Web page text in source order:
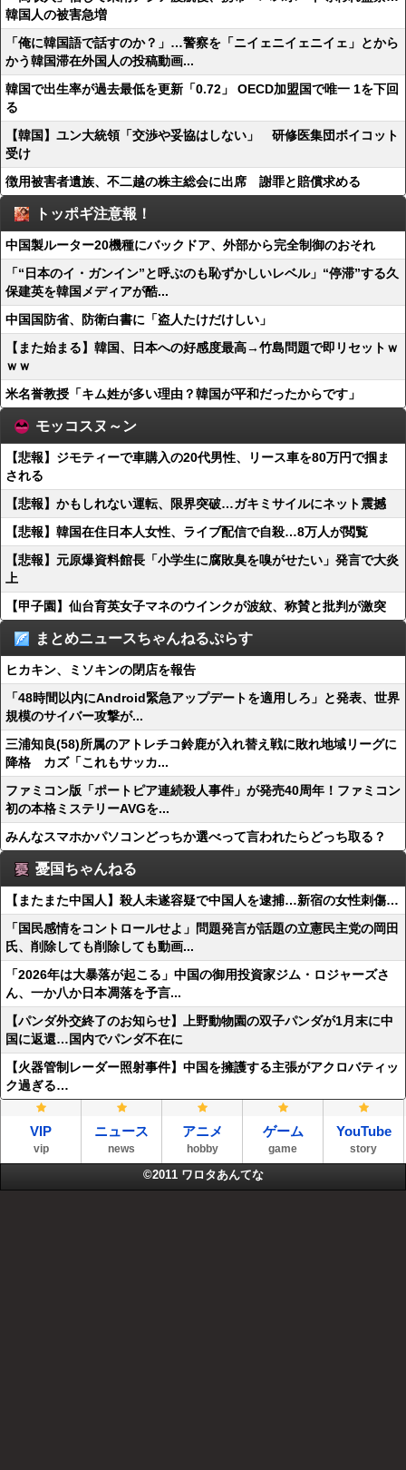
韓国人の被害急増
「俺に韓国語で話すのか？」…警察を「ニイェニイェニイェ」とから
かう韓国滞在外国人の投稿動画...
韓国で出生率が過去最低を更新「0.72」 OECD加盟国で唯一 1を下回
る
【韓国】ユン大統領「交渉や妥協はしない」 研修医集団ボイコット
受け
徴用被害者遺族、不二越の株主総会に出席 謝罪と賠償求める
トッポギ注意報！
中国製ルーター20機種にバックドア、外部から完全制御のおそれ
「“日本のイ・ガンイン”と呼ぶのも恥ずかしいレベル」“停滞”する久
保建英を韓国メディアが酷...
中国国防省、防衛白書に「盗人たけだけしい」
【また始まる】韓国、日本への好感度最高→竹島問題で即リセットｗ
ｗｗ
米名誉教授「キム姓が多い理由？韓国が平和だったからです」
モッコスヌ～ン
【悲報】ジモティーで車購入の20代男性、リース車を80万円で掴ま
される
【悲報】かもしれない運転、限界突破…ガキミサイルにネット震撼
【悲報】韓国在住日本人女性、ライブ配信で自殺…8万人が閲覧
【悲報】元原爆資料館長「小学生に腐敗臭を嗅がせたい」発言で大炎
上
【甲子園】仙台育英女子マネのウインクが波紋、称賛と批判が激突
まとめニュースちゃんねるぷらす
ヒカキン、ミソキンの閉店を報告
「48時間以内にAndroid緊急アップデートを適用しろ」と発表、世界
規模のサイバー攻撃が...
三浦知良(58)所属のアトレチコ鈴鹿が入れ替え戦に敗れ地域リーグに
降格 カズ「これもサッカ...
ファミコン版「ポートピア連続殺人事件」が発売40周年！ファミコン
初の本格ミステリーAVGを...
みんなスマホかパソコンどっちか選べって言われたらどっち取る？
憂国ちゃんねる
【またまた中国人】殺人未遂容疑で中国人を逮捕…新宿の女性刺傷…
「国民感情をコントロールせよ」問題発言が話題の立憲民主党の岡田
氏、削除しても削除しても動画...
「2026年は大暴落が起こる」中国の御用投資家ジム・ロジャーズさ
ん、一か八か日本凋落を予言...
【パンダ外交終了のお知らせ】上野動物園の双子パンダが1月末に中
国に返還…国内でパンダ不在に
【火器管制レーダー照射事件】中国を擁護する主張がアクロバティッ
ク過ぎる…
VIP
vip
ニュース
news
アニメ
hobby
ゲーム
game
YouTube
story
©2011 ワロタあんてな